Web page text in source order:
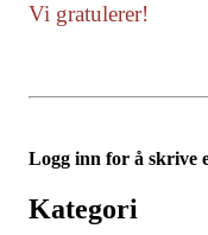
Vi gratulerer!
Logg inn for å skrive
Kategori